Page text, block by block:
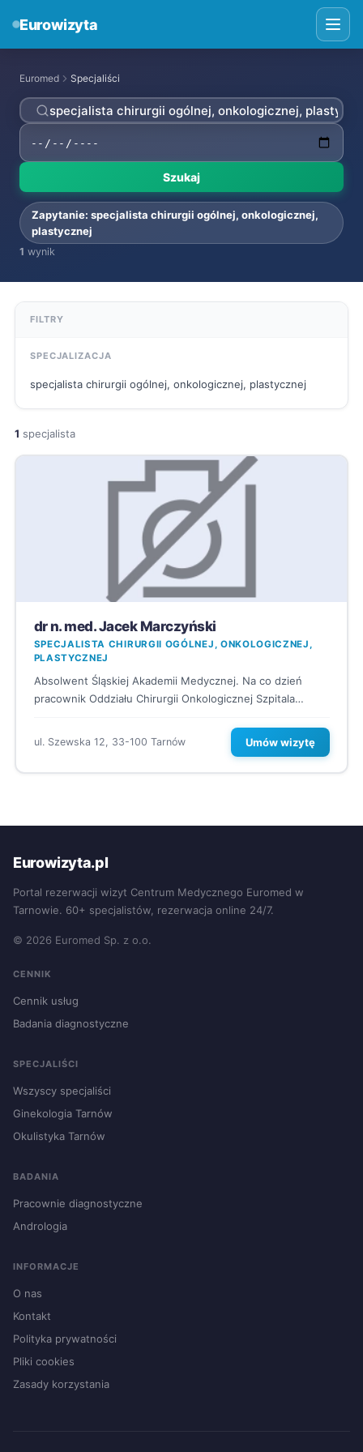
Eurowizyta
Euromed Specjaliści
Szukaj
Zapytanie: specjalista chirurgii ogólnej, onkologicznej,
plastycznej
1 wynik
FILTRY
SPECJALIZACJA
specjalista chirurgii ogólnej, onkologicznej, plastycznej
1 specjalista
dr n. med. Jacek Marczyński
SPECJALISTA CHIRURGII OGÓLNEJ, ONKOLOGICZNEJ,
PLASTYCZNEJ
Absolwent Śląskiej Akademii Medycznej. Na co dzień
pracownik Oddziału Chirurgii Onkologicznej Szpitala
ul. Szewska 12, 33-100 Tarnów Umów wizytę
Eurowizyta.pl
Portal rezerwacji wizyt Centrum Medycznego Euromed w
Tarnowie. 60+ specjalistów, rezerwacja online 24/7.
© 2026 Euromed Sp. z o.o.
CENNIK
Cennik usług
Badania diagnostyczne
SPECJALIŚCI
Wszyscy specjaliści
Ginekologia Tarnów
Okulistyka Tarnów
BADANIA
Pracownie diagnostyczne
Andrologia
INFORMACJE
O nas
Kontakt
Polityka prywatności
Pliki cookies
Zasady korzystania